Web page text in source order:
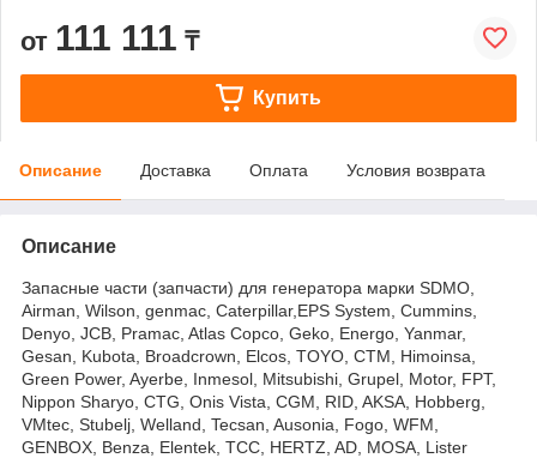
от 111 111 ₸
Купить
Описание Доставка Оплата Условия возврата
Описание
Запасные части (запчасти) для генератора марки SDMO,
Airman, Wilson, genmac, Caterpillar,EPS System, Cummins,
Denyo, JCB, Pramac, Atlas Copco, Geko, Energo, Yanmar,
Gesan, Kubota, Broadcrown, Elcos, TOYO, CTM, Himoinsa,
Green Power, Ayerbe, Inmesol, Mitsubishi, Grupel, Motor, FPT,
Nippon Sharyo, CTG, Onis Vista, CGM, RID, AKSA, Hobberg,
VMtec, Stubelj, Welland, Tecsan, Ausonia, Fogo, WFM,
GENBOX, Benza, Elentek, TCC, HERTZ, AD, MOSA, Lister